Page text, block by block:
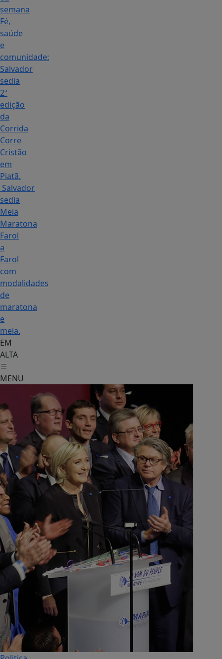
semana
Fé,
saúde
e
comunidade:
Salvador
sedia
2ª
edição
da
Corrida
Corre
Cristão
em
Piatã.
Salvador
sedia
Meia
Maratona
Farol
a
Farol
com
modalidades
de
maratona
e
meia.
EM
ALTA
MENU